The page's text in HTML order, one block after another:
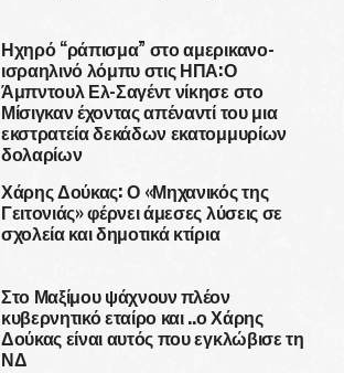
Ηχηρό “ράπισμα” στο αμερικανο-
ισραηλινό λόμπυ στις ΗΠΑ:Ο
Άμπντουλ Ελ-Σαγέντ νίκησε στο
Μίσιγκαν έχοντας απέναντί του μια
εκστρατεία δεκάδων εκατομμυρίων
δολαρίων
Χάρης Δούκας: Ο «Μηχανικός της
Γειτονιάς» φέρνει άμεσες λύσεις σε
σχολεία και δημοτικά κτίρια
Στο Μαξίμου ψάχνουν πλέον
κυβερνητικό εταίρο και ..ο Χάρης
Δούκας είναι αυτός που εγκλώβισε τη
ΝΔ